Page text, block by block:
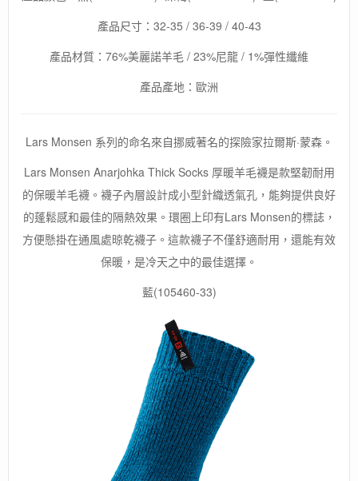
季
產品尺寸：32-35 / 36-39 / 40-43
產品材質：76%美麗諾羊毛 / 23%尼龍 / 1%彈性纖維
產品產地：歐洲
Lars Monsen 系列的命名來自挪威著名的探險家拉爾斯·蒙森。
Lars Monsen Anarjohka Thick Socks 厚暖羊毛襪是款堅韌耐用
的保暖羊毛襪。襪子內層設計成小型針織透氣孔，能夠提供良好
的蓬鬆感和最佳的隔熱效果。環圈上印有Lars Monsen的標誌，
方便懸掛在通風處晾乾襪子。這款襪子不僅舒適耐用，還能有效
保暖，是冷天之中的最佳選擇。
藍(105460-33)